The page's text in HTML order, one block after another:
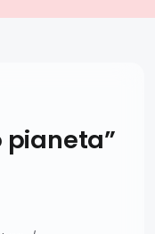
pianeta”